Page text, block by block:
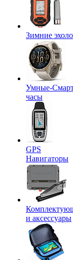
Зимние
Умные-
часы
GPS
Навигаторы
и аксессуары